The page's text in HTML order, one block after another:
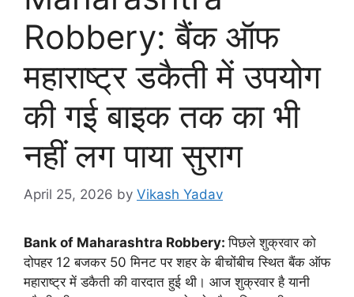
Robbery: बैंक ऑफ
महाराष्ट्र डकैती में उपयोग
की गई बाइक तक का भी
नहीं लग पाया सुराग
April 25, 2026 by Vikash Yadav
Bank of Maharashtra Robbery:पिछले शुक्रवार को
दोपहर 12 बजकर 50 मिनट पर शहर के बीचोंबीच स्थित बैंक ऑफ
महाराष्ट्र में डकैती की वारदात हुई थी। आज शुक्रवार है यानी